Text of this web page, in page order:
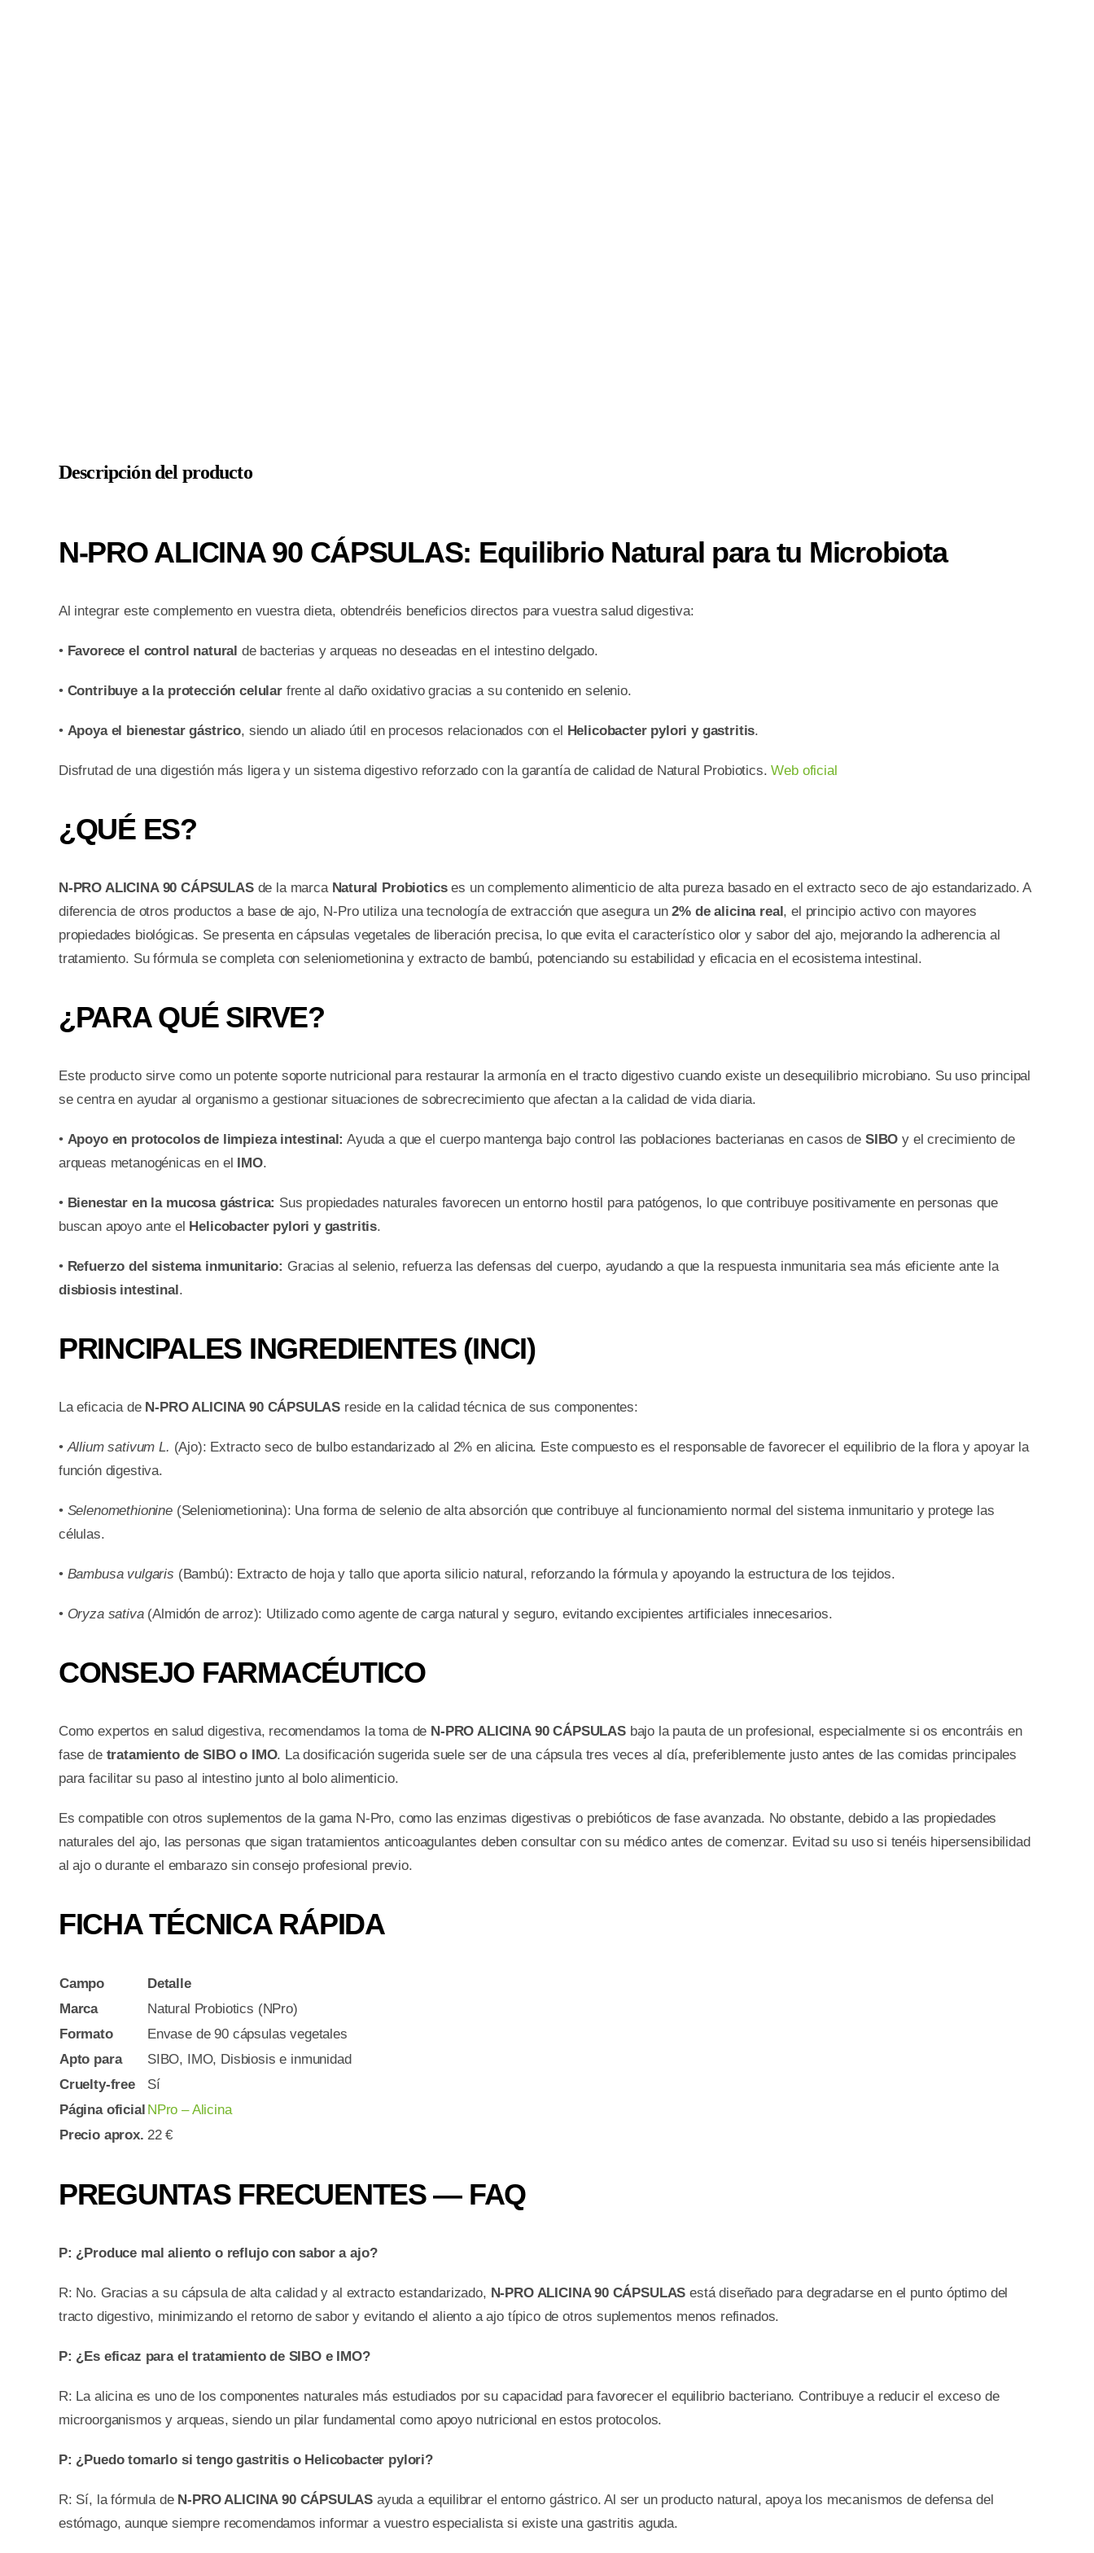
Descripción del producto
N-PRO ALICINA 90 CÁPSULAS: Equilibrio Natural para tu Microbiota
Al integrar este complemento en vuestra dieta, obtendréis beneficios directos para vuestra salud digestiva:
• Favorece el control natural de bacterias y arqueas no deseadas en el intestino delgado.
• Contribuye a la protección celularfrente al daño oxidativo gracias a su contenido en selenio.
• Apoya el bienestar gástrico, siendo un aliado útil en procesos relacionados con el Helicobacter pylori y gastritis.
Disfrutad de una digestión más ligera y un sistema digestivo reforzado con la garantía de calidad de Natural Probiotics.Web oficial
¿QUÉ ES?
N-PRO ALICINA 90 CÁPSULASde la marca Natural Probioticses un complemento alimenticio de alta pureza basado en el extracto seco de ajo estandarizado. A
diferencia de otros productos a base de ajo, N-Pro utiliza una tecnología de extracción que asegura un2% de alicina real, el principio activo con mayores
propiedades biológicas. Se presenta en cápsulas vegetales de liberación precisa, lo que evita el característico olor y sabor del ajo, mejorando la adherencia al
tratamiento. Su fórmula se completa con seleniometionina y extracto de bambú, potenciando su estabilidad y eficacia en el ecosistema intestinal.
¿PARA QUÉ SIRVE?
Este producto sirve como un potente soporte nutricional para restaurar la armonía en el tracto digestivo cuando existe un desequilibrio microbiano. Su uso principal
se centra en ayudar al organismo a gestionar situaciones de sobrecrecimiento que afectan a la calidad de vida diaria.
• Apoyo en protocolos de limpieza intestinal: Ayuda a que el cuerpo mantenga bajo control las poblaciones bacterianas en casos de SIBO y el crecimiento de
arqueas metanogénicas en el IMO.
• Bienestar en la mucosa gástrica: Sus propiedades naturales favorecen un entorno hostil para patógenos, lo que contribuye positivamente en personas que
buscan apoyo ante el Helicobacter pylori y gastritis.
• Refuerzo del sistema inmunitario: Gracias al selenio, refuerza las defensas del cuerpo, ayudando a que la respuesta inmunitaria sea más eficiente ante la
disbiosis intestinal.
PRINCIPALES INGREDIENTES (INCI)
La eficacia de N-PRO ALICINA 90 CÁPSULAS reside en la calidad técnica de sus componentes:
•Allium sativum L. (Ajo): Extracto seco de bulbo estandarizado al 2% en alicina. Este compuesto es el responsable de favorecer el equilibrio de la flora y apoyar la
función digestiva.
• Selenomethionine(Seleniometionina): Una forma de selenio de alta absorción que contribuye al funcionamiento normal del sistema inmunitario y protege las
células.
• Bambusa vulgaris (Bambú): Extracto de hoja y tallo que aporta silicio natural, reforzando la fórmula y apoyando la estructura de los tejidos.
• Oryza sativa(Almidón de arroz): Utilizado como agente de carga natural y seguro, evitando excipientes artificiales innecesarios.
CONSEJO FARMACÉUTICO
Como expertos en salud digestiva, recomendamos la toma de N-PRO ALICINA 90 CÁPSULASbajo la pauta de un profesional, especialmente si os encontráis en
fase de tratamiento de SIBO o IMO. La dosificación sugerida suele ser de una cápsula tres veces al día, preferiblemente justo antes de las comidas principales
para facilitar su paso al intestino junto al bolo alimenticio.
Es compatible con otros suplementos de la gama N-Pro, como las enzimas digestivas o prebióticos de fase avanzada. No obstante, debido a las propiedades
naturales del ajo, las personas que sigan tratamientos anticoagulantes deben consultar con su médico antes de comenzar. Evitad su uso si tenéis hipersensibilidad
al ajo o durante el embarazo sin consejo profesional previo.
FICHA TÉCNICA RÁPIDA
Campo
Detalle
Marca
Natural Probiotics (NPro)
Formato
Envase de 90 cápsulas vegetales
Apto para
SIBO, IMO, Disbiosis e inmunidad
Cruelty-free
Sí
Página oficial NPro – Alicina
Precio aprox. 22 €
PREGUNTAS FRECUENTES — FAQ
P: ¿Produce mal aliento o reflujo con sabor a ajo?
R: No. Gracias a su cápsula de alta calidad y al extracto estandarizado, N-PRO ALICINA 90 CÁPSULAS está diseñado para degradarse en el punto óptimo del
tracto digestivo, minimizando el retorno de sabor y evitando el aliento a ajo típico de otros suplementos menos refinados.
P: ¿Es eficaz para el tratamiento de SIBO e IMO?
R: La alicina es uno de los componentes naturales más estudiados por su capacidad para favorecer el equilibrio bacteriano. Contribuye a reducir el exceso de
microorganismos y arqueas, siendo un pilar fundamental como apoyo nutricional en estos protocolos.
P: ¿Puedo tomarlo si tengo gastritis o Helicobacter pylori?
R: Sí, la fórmula de N-PRO ALICINA 90 CÁPSULAS ayuda a equilibrar el entorno gástrico. Al ser un producto natural, apoya los mecanismos de defensa del
estómago, aunque siempre recomendamos informar a vuestro especialista si existe una gastritis aguda.